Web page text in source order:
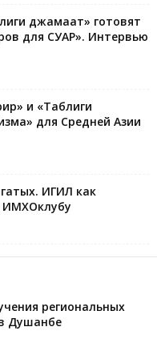
джамаат» готовят
для СУАР». Интервью
и «Таблиги
для Средней Азии
ИГИЛ как
ИМХОклубу
региональных
Душанбе